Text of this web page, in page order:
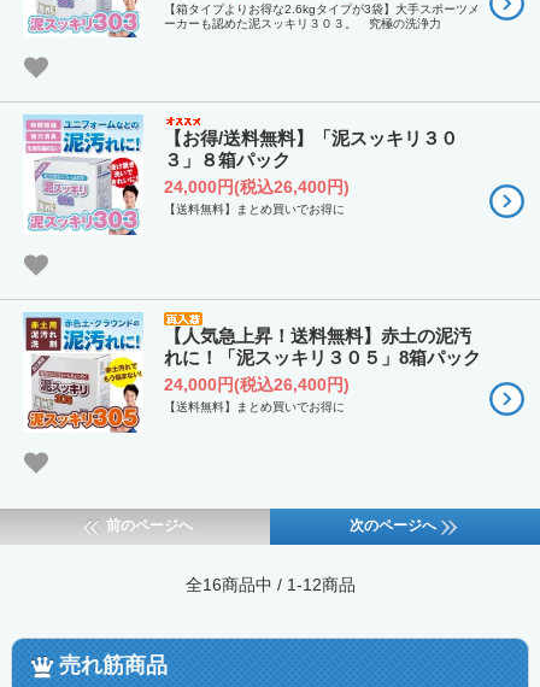
【箱タイプよりお得な2.6kgタイプが3袋】大手スポーツメ
ーカーも認めた泥スッキリ３０３。 究極の洗浄力
【お得/送料無料】「泥スッキリ３０
３」８箱パック
24,000円(税込26,400円)
【送料無料】まとめ買いでお得に
【人気急上昇！送料無料】赤土の泥汚
れに！「泥スッキリ３０５」8箱パック
24,000円(税込26,400円)
【送料無料】まとめ買いでお得に
前のページへ 次のページへ
全16商品中 / 1-12商品
売れ筋商品